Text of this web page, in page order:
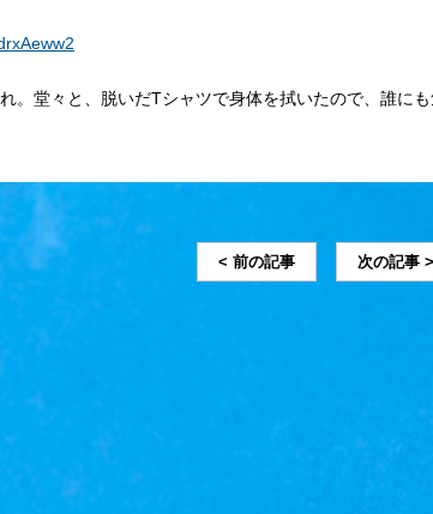
。堂々と、脱いだTシャツで身体を拭いたので、誰に
< 前の記事 次の記事 >